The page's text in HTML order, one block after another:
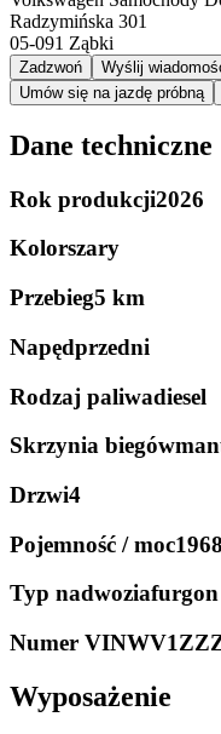
Radzymińska 301
05-091 Ząbki
Zadzwoń
Wyślij
Umów się na jazdę próbną
Dane techniczne
Rok produkcji2026
Kolorszary
Przebieg5 km
Napędprzedni
Rodzaj paliwadiesel
Skrzynia biegów
Drzwi4
Pojemność / moc
Typ nadwoziafurgon
Numer VIN
Wyposażenie